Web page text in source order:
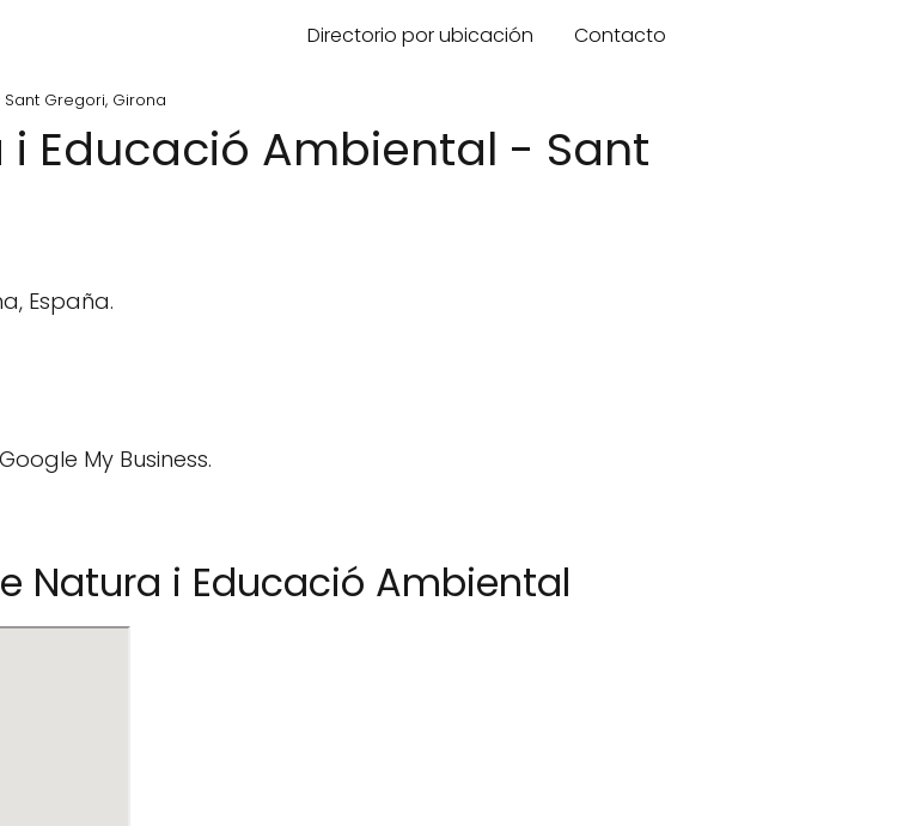
Directorio por ubicación Contacto
Gregori, Girona
i Educació Ambiental - Sant
España.
My Business.
Natura i Educació Ambiental